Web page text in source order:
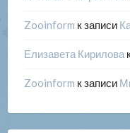
Zooinform к записи
Елизавета Кирилова
Zooinform к записи